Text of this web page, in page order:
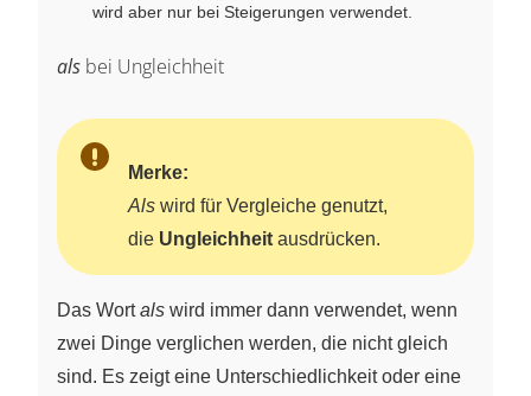
wird aber nur bei Steigerungen verwendet.
als bei Ungleichheit
Merke:
Als wird für Vergleiche genutzt,
die Ungleichheit ausdrücken.
Das Wortals wird immer dann verwendet, wenn
zwei Dinge verglichen werden, die nicht gleich
sind. Es zeigt eine Unterschiedlichkeit oder eine